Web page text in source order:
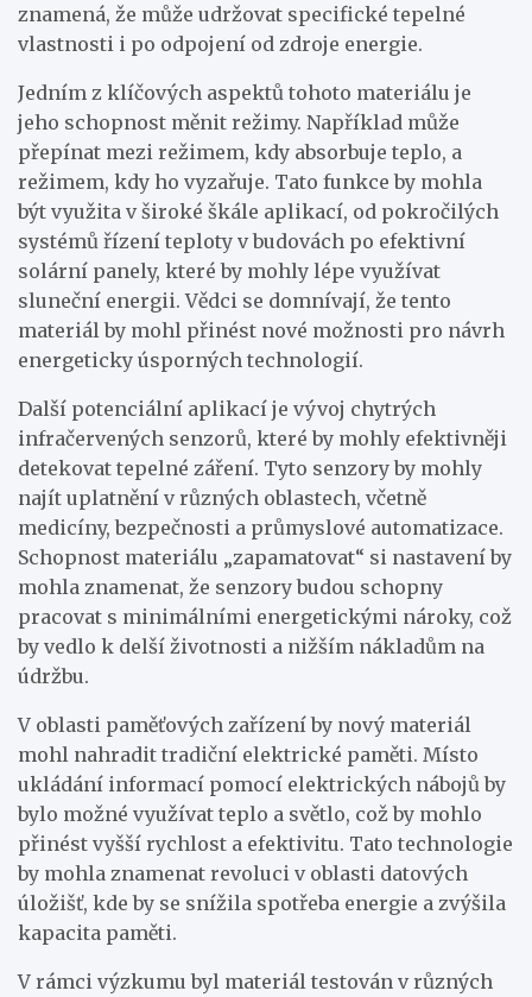
znamená, že může udržovat specifické tepelné
vlastnosti i po odpojení od zdroje energie.
Jedním z klíčových aspektů tohoto materiálu je
jeho schopnost měnit režimy. Například může
přepínat mezi režimem, kdy absorbuje teplo, a
režimem, kdy ho vyzařuje. Tato funkce by mohla
být využita v široké škále aplikací, od pokročilých
systémů řízení teploty v budovách po efektivní
solární panely, které by mohly lépe využívat
sluneční energii. Vědci se domnívají, že tento
materiál by mohl přinést nové možnosti pro návrh
energeticky úsporných technologií.
Další potenciální aplikací je vývoj chytrých
infračervených senzorů, které by mohly efektivněji
detekovat tepelné záření. Tyto senzory by mohly
najít uplatnění v různých oblastech, včetně
medicíny, bezpečnosti a průmyslové automatizace.
Schopnost materiálu „zapamatovat“ si nastavení by
mohla znamenat, že senzory budou schopny
pracovat s minimálními energetickými nároky, což
by vedlo k delší životnosti a nižším nákladům na
údržbu.
V oblasti paměťových zařízení by nový materiál
mohl nahradit tradiční elektrické paměti. Místo
ukládání informací pomocí elektrických nábojů by
bylo možné využívat teplo a světlo, což by mohlo
přinést vyšší rychlost a efektivitu. Tato technologie
by mohla znamenat revoluci v oblasti datových
úložišť, kde by se snížila spotřeba energie a zvýšila
kapacita paměti.
V rámci výzkumu byl materiál testován v různých